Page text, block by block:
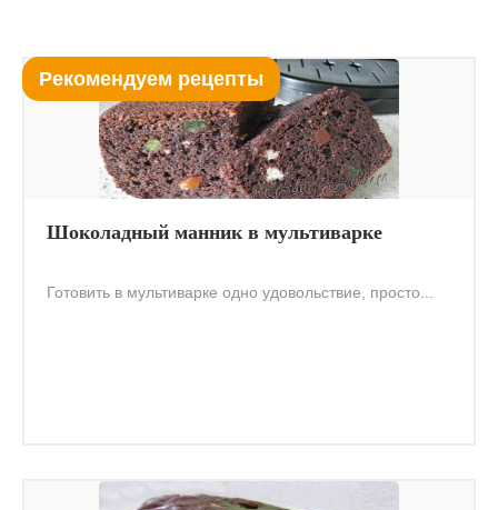
Рекомендуем рецепты
Шоколадный манник в мультиварке
Готовить в мультиварке одно удовольствие, просто...